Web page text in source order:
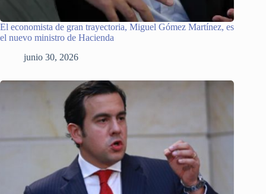
El economista de gran trayectoria, Miguel Gómez Martínez, es
el nuevo ministro de Hacienda
junio 30, 2026